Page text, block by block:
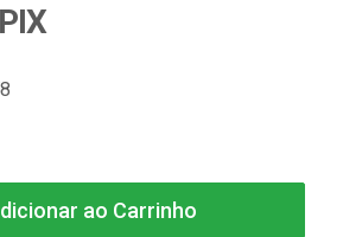
ao Carrinho